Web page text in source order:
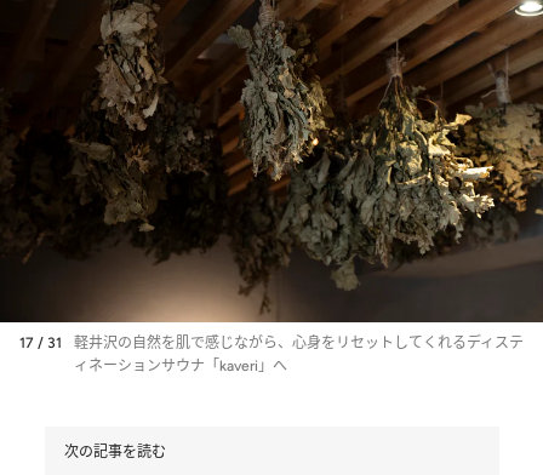
17 / 31
軽井沢の自然を肌で感じながら、心身をリセットしてくれるディステ
ィネーションサウナ「kaveri」へ
次の記事を読む